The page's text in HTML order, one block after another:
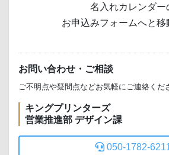
名入れカレンダー
お申込みフォームへと移
お問い合わせ・ご相談
ご不明点や疑問点などお気軽にご連絡くだ
キングプリンターズ
営業推進部 デザイン課
050-1782-